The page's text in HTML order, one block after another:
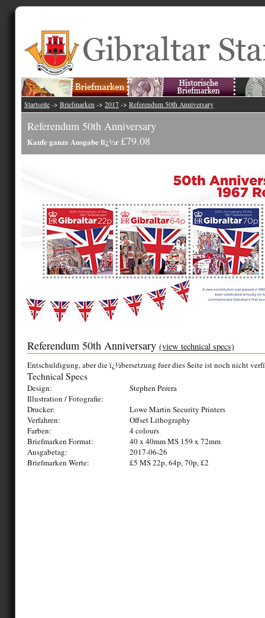
Startseite -> Briefmarken -> 2017 -> Referendum 50th Anniversary
Referendum 50th Anniversary
Kaufe ganze Ausgabe fï¿½r£79.08
Referendum 50th Anniversary (view technical specs)
Entschuldigung, aber die ï¿½bersetzung fuer dies Seite ist noch nicht
Technical Specs
Design:
Stephen Perera
Illustration / Fotografie:
Drucker:
Lowe Martin Security Printers
Verfahren:
Offset Lithography
Farben:
4 colours
Briefmarken Format:
40 x 40mm MS 159 x 72mm
Ausgabetag:
2017-06-26
Briefmarken Werte:
£5 MS 22p, 64p, 70p, £2